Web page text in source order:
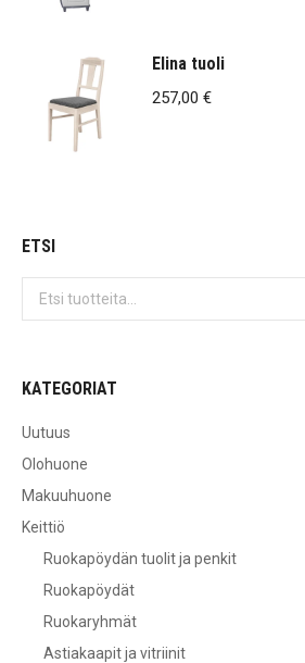
Elina tuoli
257,00 €
ETSI
KATEGORIAT
Uutuus
Olohuone
Makuuhuone
Keittiö
Ruokapöydän tuolit ja penkit
Ruokapöydät
Ruokaryhmät
Astiakaapit ja vitriinit